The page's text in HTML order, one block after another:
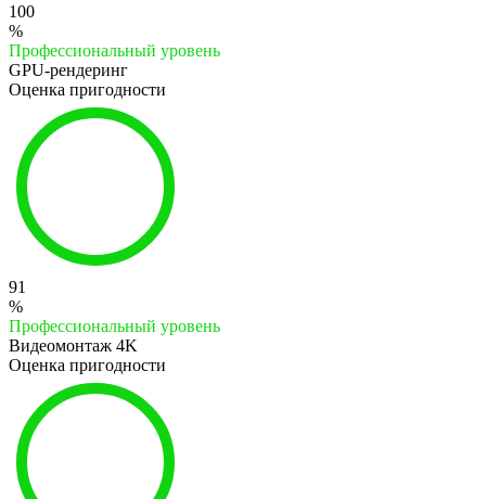
100
%
Профессиональный уровень
GPU-рендеринг
Оценка пригодности
91
%
Профессиональный уровень
Видеомонтаж 4K
Оценка пригодности